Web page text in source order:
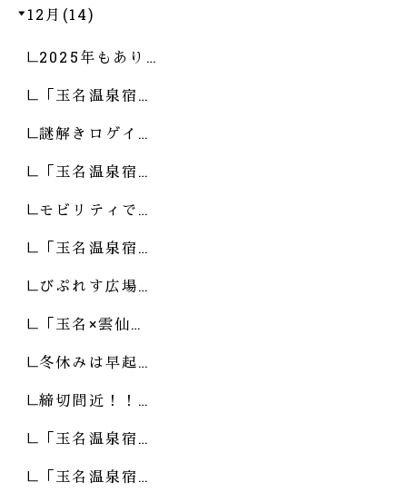
12月(14)
2025年もあり…
「玉名温泉宿…
謎解きロゲイ…
「玉名温泉宿…
モビリティで…
「玉名温泉宿…
びぷれす広場…
「玉名×雲仙…
冬休みは早起…
締切間近！！…
「玉名温泉宿…
「玉名温泉宿…